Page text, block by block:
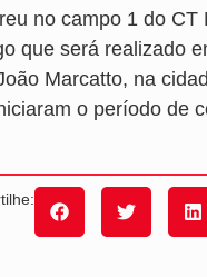
no campo 1 do
que será realizado
Marcatto, na
o período de